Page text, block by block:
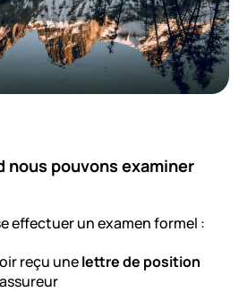
nous pouvons examiner
effectuer un examen formel :
reçu unelettre de position